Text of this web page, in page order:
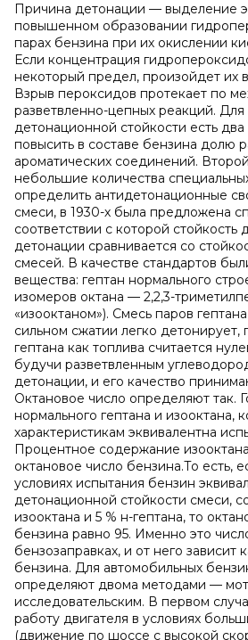
Причина детонации — выделение
повышенном образовании
парах бензина при их окислении
Если концентрация
некоторый предел, произойдет их
Взрыв пероксидов протекает по
разветвленно-цепных реакций.
детонационной стойкости есть
повысить в составе бензина долю
ароматических соединений.
небольшие количества
определить антидетонационные
смеси, в 1930-х была предложена
соответствии с которой стойкость
детонации сравнивается со
смесей. В качестве стандартов
вещества: гептан нормального
изомеров октана — 2,2,3-
«изооктаном»). Смесь паров
сильном сжатии легко детонирует,
гептана как топлива считается
будучи разветвленным
детонации, и его качество
Октановое число определяют так.
нормального гептана и изооктана,
характеристикам эквивалентна
Процентное содержание
октановое число бензина.То есть,
условиях испытания бензин
детонационной стойкости смеси,
изооктана и 5 % н-гептана, то
бензина равно 95. Именно это
бензозаправках, и от него зависит
бензина. Для автомобильных
определяют двома методами —
исследовательским. В первом
работу двигателя в условиях
(движение по шоссе с высокой